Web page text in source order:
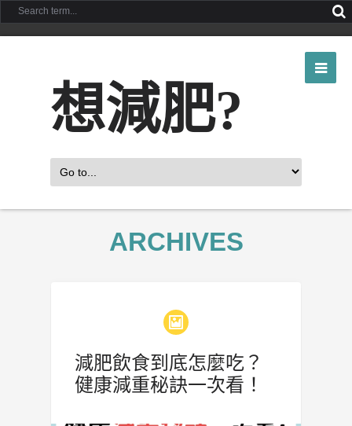
想減肥?
ARCHIVES
減肥飲食到底怎麼吃？
健康減重秘訣一次看！